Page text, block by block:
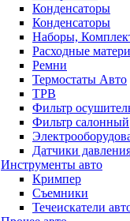
Конденсаторы
Конденсаторы
Наборы,
Расходные
Ремни
Термостаты Авто
ТРВ
Фильтр
Фильтр салонный
Датчики
Инструменты авто
Кримпер
Съемники
Течеискатели